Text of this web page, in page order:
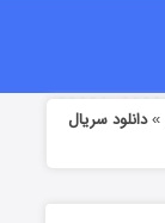
»دانلود سریال